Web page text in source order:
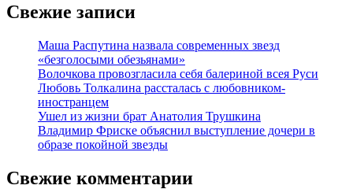
Свежие записи
Маша Распутина назвала современных звезд
«безголосыми обезьянами»
Волочкова провозгласила себя балериной всея Руси
Любовь Толкалина рассталась с любовником-
иностранцем
Ушел из жизни брат Анатолия Трушкина
Владимир Фриске объяснил выступление дочери в
образе покойной звезды
Свежие комментарии